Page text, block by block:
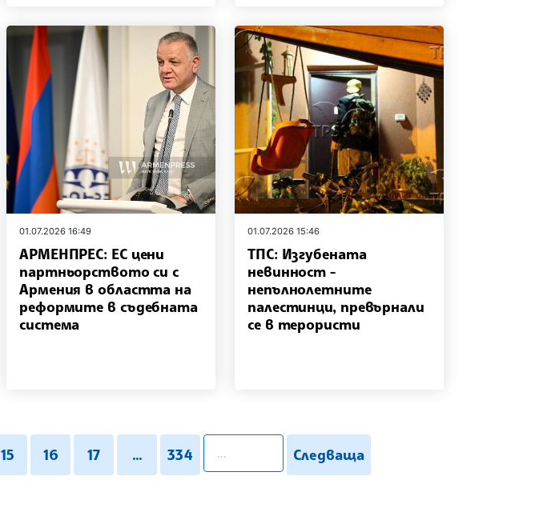
01.07.2026 16:49
АРМЕНПРЕС: ЕС цени
партньорството си с
Армения в областта на
реформите в съдебната
система
01.07.2026 15:46
ТПС: Изгубената
невинност -
непълнолетните
палестинци, превърнали
се в терористи
15 16 17 ... 334
pagination.search
Следваща